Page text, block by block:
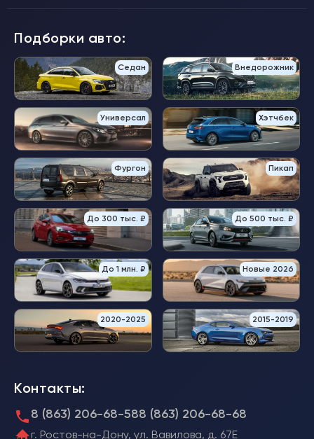
Подборки авто:
Седан Внедорожник
Универсал Хэтчбек
Фургон Пикап
До 300 тыс. ₽ До 500 тыс. ₽
До 1 млн. ₽ Новые 2026
2020-2025 2015-2019
Контакты:
8 (863) 206-68-588 (863) 206-68-68
г. Ростов-на-Дону, ул. Вавилова, д. 67Е